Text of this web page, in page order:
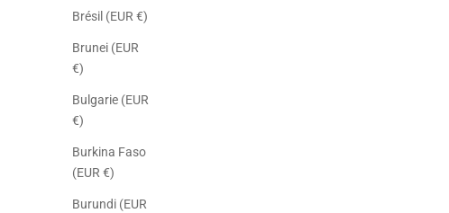
Brésil (EUR €)
Brunei (EUR
€)
Bulgarie (EUR
€)
Burkina Faso
(EUR €)
Burundi (EUR